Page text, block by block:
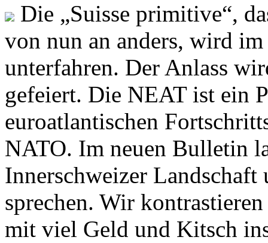
Die „Suisse primitive“,
von nun an anders, wird
unterfahren. Der Anlass
gefeiert. Die NEAT ist ein
euroatlantischen
NATO. Im neuen Bulletin
Innerschweizer
sprechen. Wir
mit viel Geld und Kitsch